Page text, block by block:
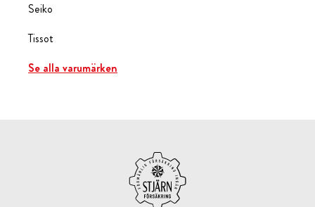
Seiko
Tissot
Se alla varumärken